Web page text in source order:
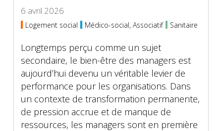
6 avril 2026
Logement social Médico-social, Associatif Sanitaire
Longtemps perçu comme un sujet
secondaire, le bien-être des managers est
aujourd’hui devenu un véritable levier de
performance pour les organisations. Dans
un contexte de transformation permanente,
de pression accrue et de manque de
ressources, les managers sont en première